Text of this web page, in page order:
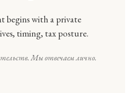
begins with a private
timing, tax posture.
Мы отвечаем лично.